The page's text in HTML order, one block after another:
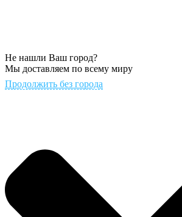
Не нашли Ваш город?
Мы доставляем по всему миру
Продолжить без города